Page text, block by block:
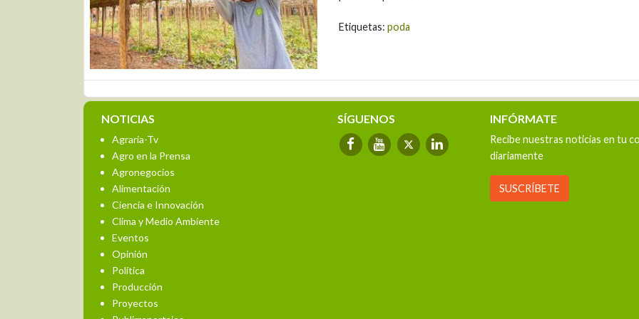
Etiquetas: poda
NOTICIAS
Agraria-Tv
Agro en la Prensa
Agronegocios
Alimentación
Ciencia e Innovación
Clima y Medio Ambiente
Eventos
Opinión
Política
Producción
Proyectos
SÍGUENOS INFÓRMATE
Recibe nuestras noticias en tu
diariamente
SUSCRÍBETE